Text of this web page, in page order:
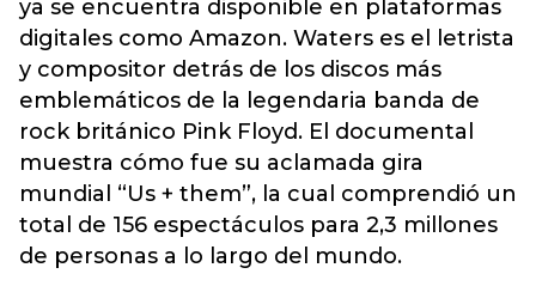
ya se encuentra disponible en plataformas
digitales como Amazon. Waters es el letrista
y compositor detrás de los discos más
emblemáticos de la legendaria banda de
rock británico Pink Floyd. El documental
muestra cómo fue su aclamada gira
mundial “Us + them”, la cual comprendió un
total de 156 espectáculos para 2,3 millones
de personas a lo largo del mundo.